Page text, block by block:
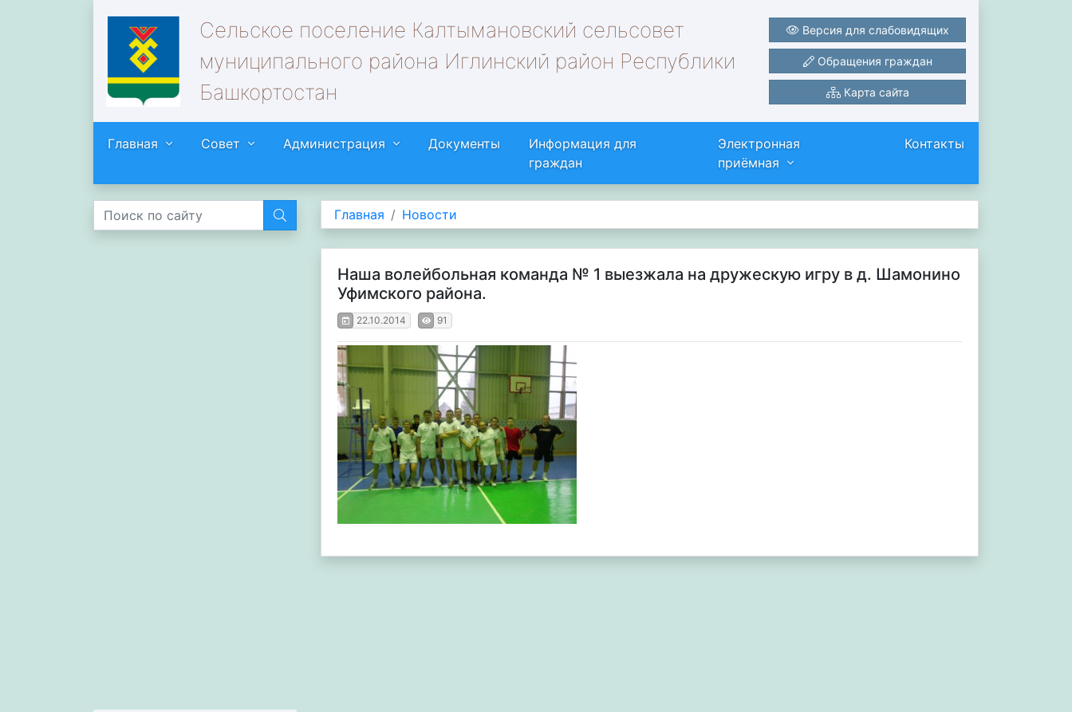
Сельское поселение Калтымановский сельсовет
муниципального района Иглинский район Республики
Башкортостан
Версия для слабовидящих
Обращения граждан
Карта сайта
Главная Совет Администрация Документы
Информация для
граждан
Электронная
приёмная
Контакты
Главная Новости
Наша волейбольная команда № 1 выезжала на дружескую игру в д. Шамонино
Уфимского района.
22.10.2014 91